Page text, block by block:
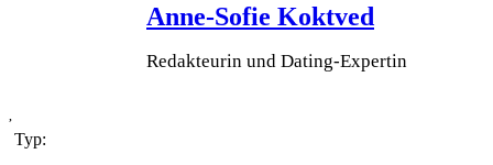
Anne-Sofie Koktved
Redakteurin und Dating-Expertin
Typ: